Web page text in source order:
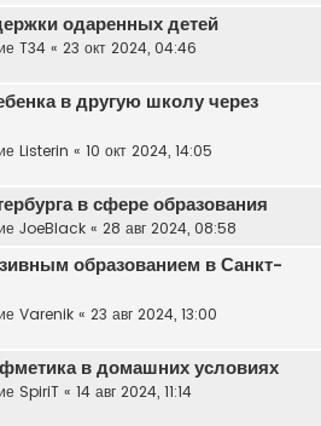
одаренных детей
T34 « 23 окт 2024, 04:46
в другую школу через
Listerin « 10 окт 2024, 14:05
в сфере образования
JoeBlack « 28 авг 2024, 08:58
образованием в Санкт-
Varenik « 23 авг 2024, 13:00
в домашних условиях
SpiriT « 14 авг 2024, 11:14